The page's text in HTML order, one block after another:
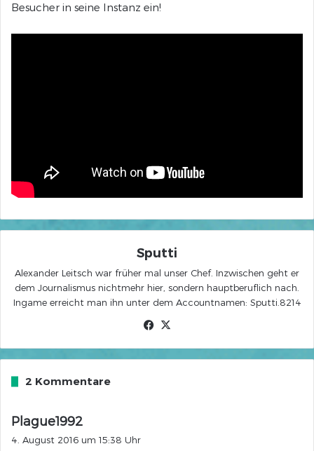
Besucher in seine Instanz ein!
Sputti
Alexander Leitsch war früher mal unser Chef. Inzwischen geht er
dem Journalismus nichtmehr hier, sondern hauptberuflich nach.
Ingame erreicht man ihn unter dem Accountnamen: Sputti.8214
Facebook
2 Kommentare
Plague1992
4. August 2016 um 15:38 Uhr